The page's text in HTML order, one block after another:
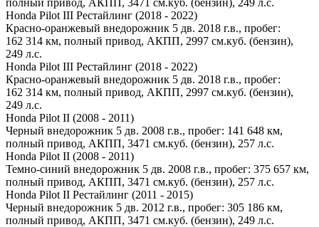
Honda Pilot III Рестайлинг (2018 - 2022)
Красно-оранжевый внедорожник 5 дв. 2018 г.в., пробег:
162 314 км, полный привод, АКПП, 2997 см.куб. (бензин),
249 л.с.
Honda Pilot III Рестайлинг (2018 - 2022)
Красно-оранжевый внедорожник 5 дв. 2018 г.в., пробег:
162 314 км, полный привод, АКПП, 2997 см.куб. (бензин),
249 л.с.
Honda Pilot II (2008 - 2011)
Черный внедорожник 5 дв. 2008 г.в., пробег: 141 648 км,
полный привод, АКПП, 3471 см.куб. (бензин), 257 л.с.
Honda Pilot II (2008 - 2011)
Темно-синий внедорожник 5 дв. 2008 г.в., пробег: 375 657 км,
полный привод, АКПП, 3471 см.куб. (бензин), 257 л.с.
Honda Pilot II Рестайлинг (2011 - 2015)
Черный внедорожник 5 дв. 2012 г.в., пробег: 305 186 км,
полный привод, АКПП, 3471 см.куб. (бензин), 249 л.с.